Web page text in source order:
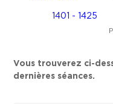
1401 - 1425
Vous trouverez ci-
dernières séances.